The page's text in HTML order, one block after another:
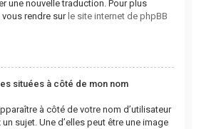
une nouvelle traduction. Pour plus
rendre surle site internet de phpBB
situées à côté de mon nom
à côté de votre nom d’utilisateur
sujet. Une d’elles peut être une image